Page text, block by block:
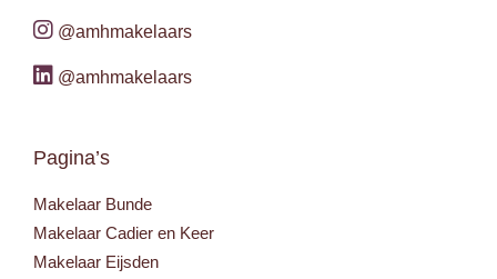
@amhmakelaars
@amhmakelaars
Pagina’s
Makelaar Bunde
Makelaar Cadier en Keer
Makelaar Eijsden